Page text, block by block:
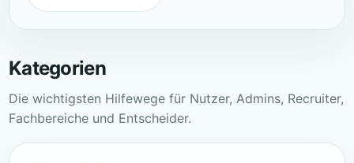
Kategorien
Die wichtigsten Hilfewege für Nutzer, Admins, Recruiter,
Fachbereiche und Entscheider.